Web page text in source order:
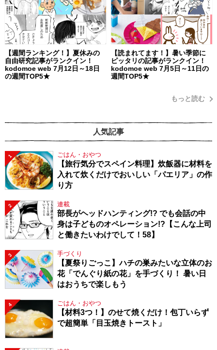
【週間ランキング！】夏休みの
自由研究記事がランクイン！
kodomoe web 7月12日～18日
の週間TOP5★
【読まれてます！】暑い季節に
ピッタリの記事がランクイン！
kodomoe web 7月5日～11日の
週間TOP5★
もっと読む
人気記事
1 ごはん・おやつ
【旅行気分でスペイン料理】炊飯器に材料を
入れて炊くだけでおいしい「パエリア」の作
り方
2 連載
部長がヘッドハンティング!? でも会話の中
身は子どものオペレーション!?【こんな上司
と働きたいわけでして！58】
3 手づくり
【夏祭りごっこ】ハチの巣みたいな立体のお
花「でんぐり紙の花」を手づくり！ 暑い日
はおうちで楽しもう
4 ごはん・おやつ
【材料3つ！】のせて焼くだけ！包丁いらず
で超簡単「目玉焼きトースト」